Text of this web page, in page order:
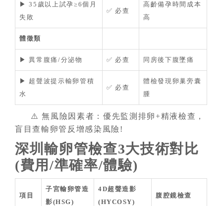
▶ 35歲以上試孕≥6個月
失敗
✅ 必查
高齡備孕時間成本
高
體徵類
▶ 異常腹痛/分泌物 ✅ 必查 同房後下腹墜痛
▶ 超聲波提示輸卵管積
水
✅ 必查
體檢發現卵巢旁囊
腫
⚠️ 無風險因素者：優先監測排卵+精液檢查，
盲目查輸卵管反增感染風險!
深圳輸卵管檢查3大技術對比
(費用/準確率/體驗)
項目
子宮輸卵管造
影(HSG)
4D超聲造影
(HYCOSY)
腹腔鏡檢查